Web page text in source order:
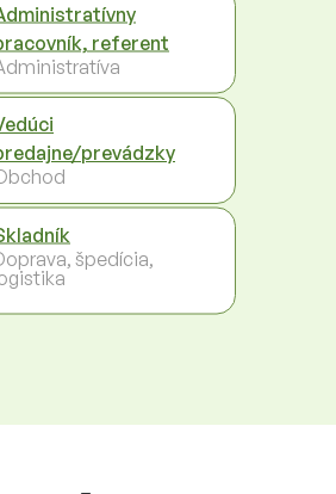
referent
prevádzky
špedícia,